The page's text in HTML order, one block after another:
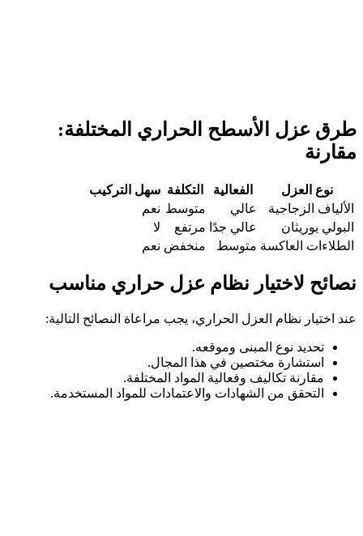
طرق عزل الأسطح الحراري المختلفة:
مقارنة
نوع العزل الفعالية التكلفة سهل التركيب
الألياف الزجاجية
عالي متوسط نعم
البولي يوريثان
عالي جدًا مرتفع
لا
الطلاءات العاكسة متوسط منخفض نعم
نصائح لاختيار نظام عزل حراري مناسب
عند اختيار نظام العزل الحراري، يجب مراعاة النصائح التالية:
تحديد نوع المبنى وموقعه.
استشارة مختصين في هذا المجال.
مقارنة تكاليف وفعالية المواد المختلفة.
التحقق من الشهادات والاعتمادات للمواد المستخدمة.